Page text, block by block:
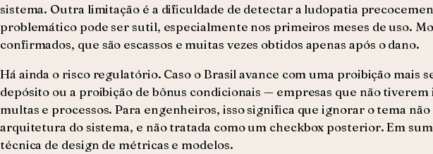
sistema. Outra limitação é a dificuldade de detectar a ludopatia
problemático pode ser sutil, especialmente nos primeiros meses de uso.
confirmados, que são escassos e muitas vezes obtidos apenas após o dano.
Há ainda o risco regulatório. Caso o Brasil avance com uma proibição mais
depósito ou a proibição de bônus condicionais — empresas que não
multas e processos. Para engenheiros, isso significa que ignorar o tema
arquitetura do sistema, e não tratada como um checkbox posterior. Em
técnica de design de métricas e modelos.